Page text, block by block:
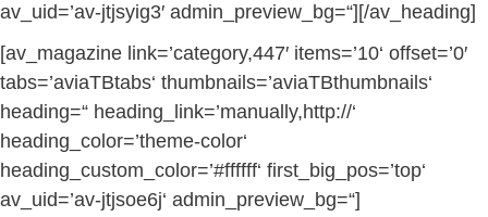
av_uid=’av-jtjsyig3′ admin_preview_bg=“][/av_heading]
[av_magazine link=’category,447′ items=’10‘ offset=’0′
tabs=’aviaTBtabs‘ thumbnails=’aviaTBthumbnails‘
heading=“ heading_link=’manually,http://‘
heading_color=’theme-color‘
heading_custom_color=’#ffffff‘ first_big_pos=’top‘
av_uid=’av-jtjsoe6j‘ admin_preview_bg=“]